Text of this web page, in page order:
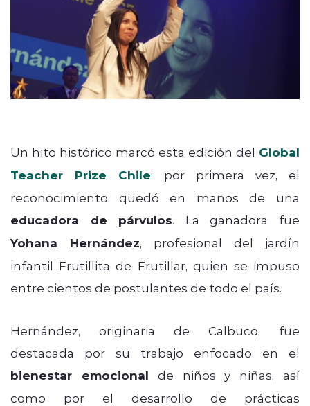
Un hito histórico marcó esta edición del Global
Teacher Prize Chile: por primera vez, el
reconocimiento quedó en manos de una
educadora de párvulos. La ganadora fue
Yohana Hernández, profesional del jardín
infantil Frutillita de Frutillar, quien se impuso
entre cientos de postulantes de todo el país.
Hernández, originaria de Calbuco, fue
destacada por su trabajo enfocado en el
bienestar emocional de niños y niñas, así
como por el desarrollo de prácticas